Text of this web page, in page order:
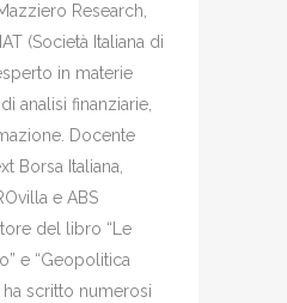
Research,
(Società Italiana di
in materie
analisi finanziarie,
Docente
Borsa Italiana,
e ABS
del libro “Le
e “Geopolitica
ha scritto numerosi